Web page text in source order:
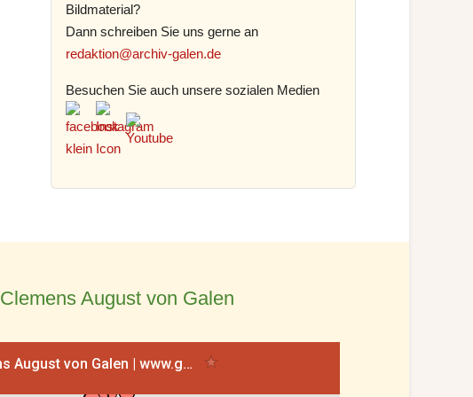
Bildmaterial?
Dann schreiben Sie uns gerne an
redaktion@archiv-galen.de
Besuchen Sie auch unsere sozialen Medien
August von Galen